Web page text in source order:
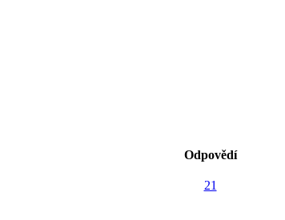
Odpovědí
21